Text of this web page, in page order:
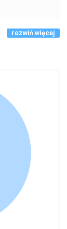
rozwiń więcej